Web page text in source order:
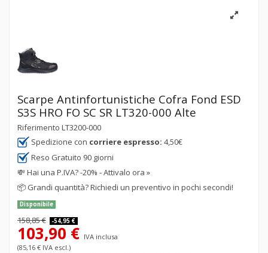
Scarpe Antinfortunistiche Cofra Fond ESD
S3S HRO FO SC SR LT320-000 Alte
Riferimento LT3200-000
Spedizione con corriere espresso: 4,50€
Reso Gratuito 90 giorni
💸Hai una P.IVA? -20% - Attivalo ora »
📦 Grandi quantità? Richiedi un preventivo in pochi secondi!
Disponibile
158,85 € -54,95 €
103,90 € IVA inclusa
(85,16 € IVA escl.)